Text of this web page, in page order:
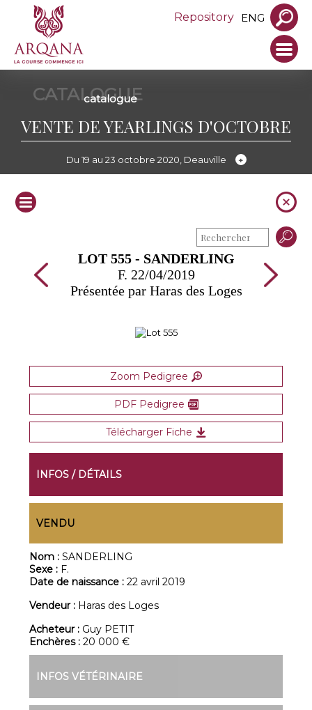
Repository ENG
CATALOGUE
catalogue
VENTE DE YEARLINGS D'OCTOBRE
Du 19 au 23 octobre 2020, Deauville
LOT 555 - SANDERLING
F. 22/04/2019
Présentée par Haras des Loges
Zoom Pedigree
PDF Pedigree
Télécharger Fiche
INFOS / DÉTAILS
VENDU
Nom :SANDERLING
Sexe : F.
Date de naissance :22 avril 2019
Vendeur : Haras des Loges
Acheteur : Guy PETIT
Enchères :20 000 €
INFOS VÉTÉRINAIRE